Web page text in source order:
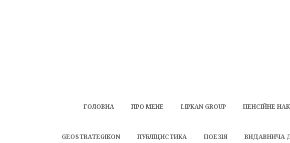
ГОЛОВНА ПРО МЕНЕ LIPKAN GROUP ПЕНСІЙНЕ
GEOSTRATEGIKON ПУБЛІЦИСТИКА ПОЕЗІЯ ВИДАВНИЧА